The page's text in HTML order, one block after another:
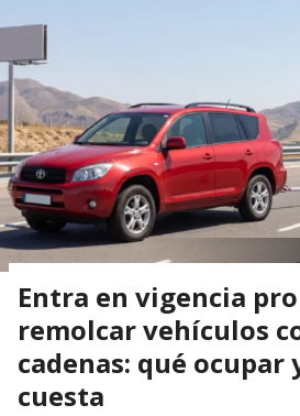
Entra en vigencia
remolcar vehículos
cadenas: qué ocupar
cuesta